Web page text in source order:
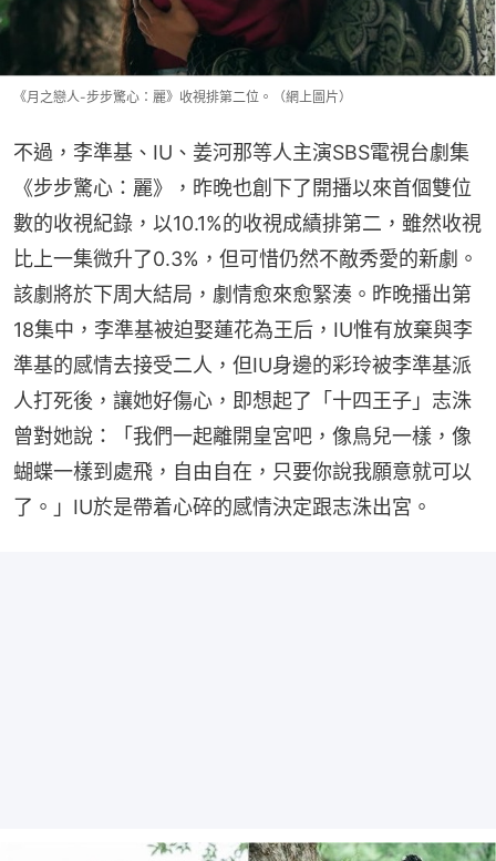
《月之戀人-步步驚心：麗》收視排第二位。（網上圖片）
不過，李準基、IU、姜河那等人主演SBS電視台劇集
《步步驚心：麗》，昨晚也創下了開播以來首個雙位
數的收視紀錄，以10.1%的收視成績排第二，雖然收視
比上一集微升了0.3%，但可惜仍然不敵秀愛的新劇。
該劇將於下周大結局，劇情愈來愈緊湊。昨晚播出第
18集中，李準基被迫娶蓮花為王后，IU惟有放棄與李
準基的感情去接受二人，但IU身邊的彩玲被李準基派
人打死後，讓她好傷心，即想起了「十四王子」志洙
曾對她說：「我們一起離開皇宮吧，像鳥兒一樣，像
蝴蝶一樣到處飛，自由自在，只要你說我願意就可以
了。」IU於是帶着心碎的感情決定跟志洙出宮。